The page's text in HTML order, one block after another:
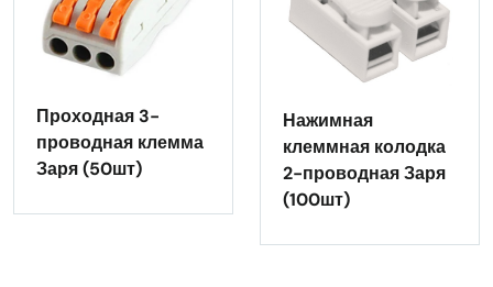
Проходная 3-
проводная клемма
Заря (50шт)
Нажимная
клеммная колодка
2-проводная Заря
(100шт)